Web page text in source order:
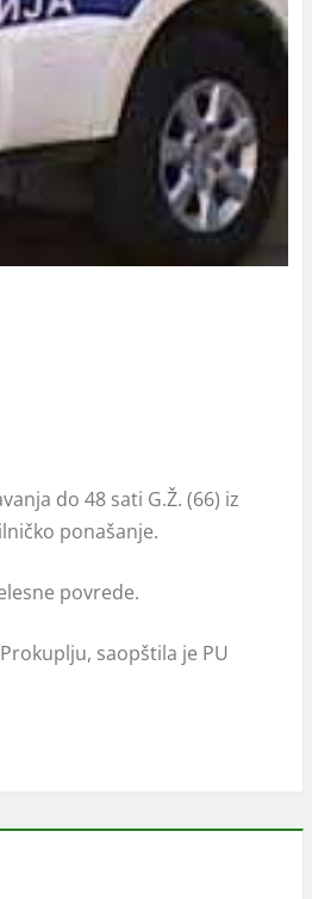
do 48 sati G.Ž. (66) iz
ponašanje.
povrede.
saopštila je PU